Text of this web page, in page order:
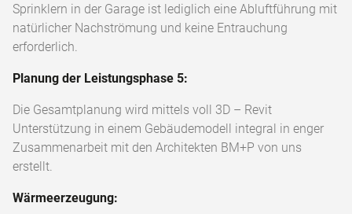
Sprinklern in der Garage ist lediglich eine Abluftführung mit
natürlicher Nachströmung und keine Entrauchung
erforderlich.
Planung der Leistungsphase 5:
Die Gesamtplanung wird mittels voll 3D – Revit
Unterstützung in einem Gebäudemodell integral in enger
Zusammenarbeit mit den Architekten BM+P von uns
erstellt.
Wärmeerzeugung: